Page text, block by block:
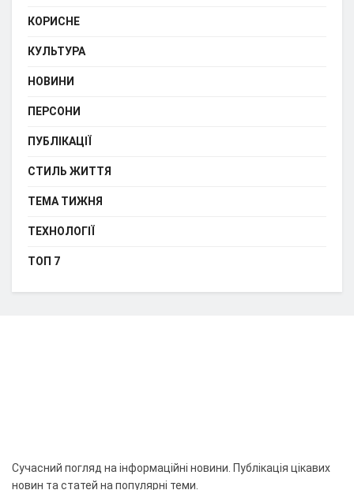
КОРИСНЕ
КУЛЬТУРА
НОВИНИ
ПЕРСОНИ
ПУБЛІКАЦІЇ
СТИЛЬ ЖИТТЯ
ТЕМА ТИЖНЯ
ТЕХНОЛОГІЇ
ТОП 7
Сучасний погляд на інформаційні новини. Публікація цікавих
новин та статей на популярні теми.